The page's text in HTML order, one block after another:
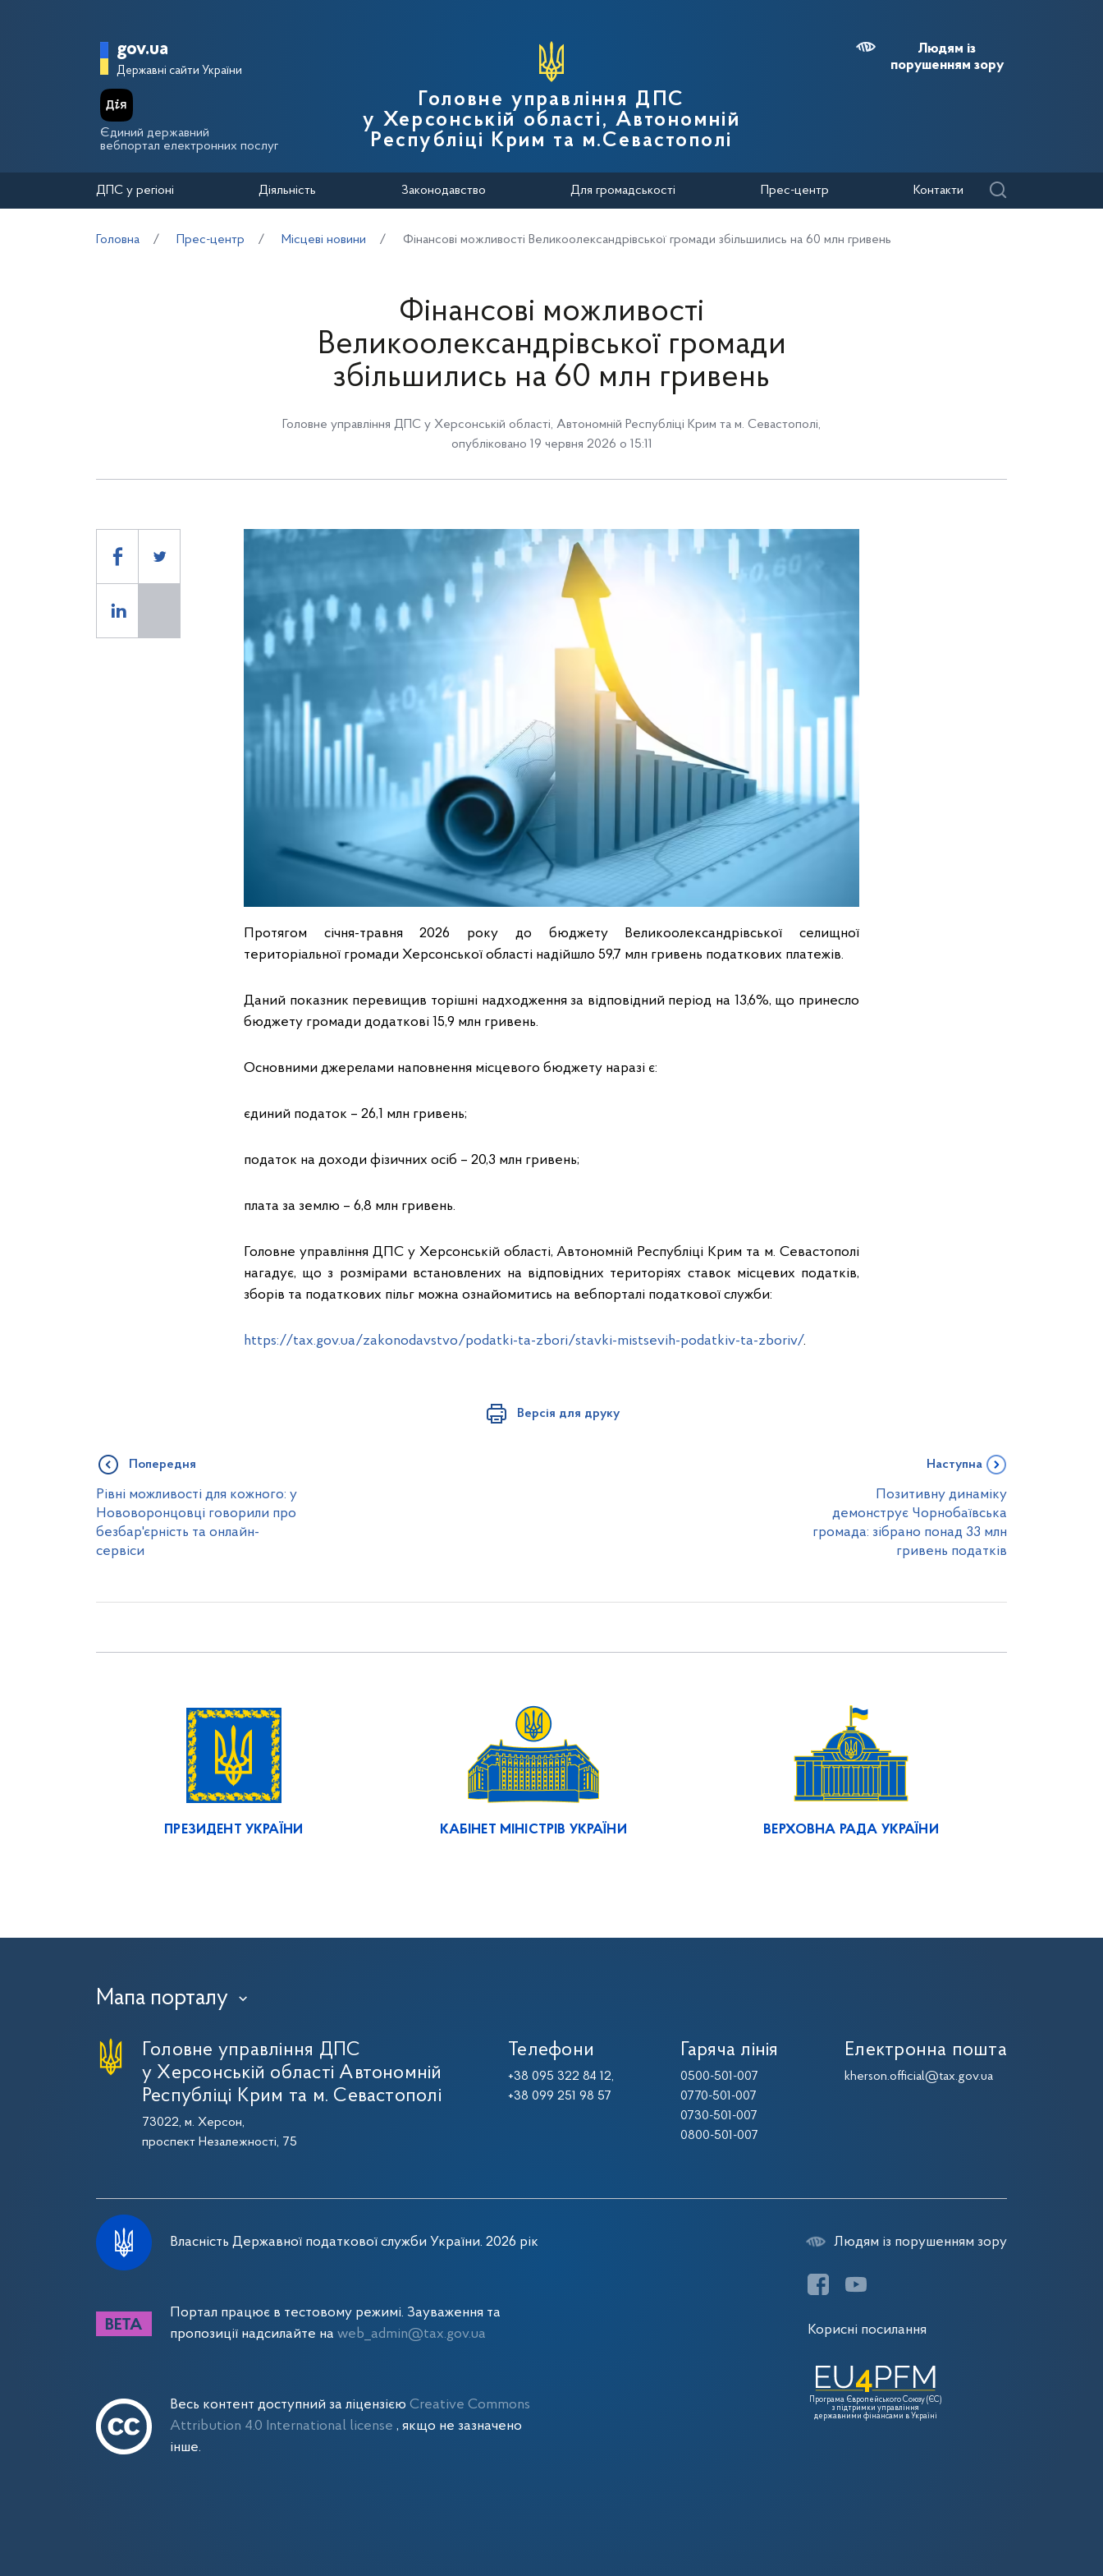
Головна сторінка Державної податкової служби України
gov.ua
Державні сайти України
Єдиний державний
вебпортал електронних послуг
Головне управління ДПС
у Херсонській області, Автономній
Республіці Крим та м.Севастополі
Людям із
порушенням зору
ДПС у регіоні Діяльність Законодавство Для громадськості Прес-центр Контакти
Головна Прес-центр Місцеві новини Фінансові можливості Великоолександрівської громади збільшились на 60 млн гривень
Фінансові можливості
Великоолександрівської громади
збільшились на 60 млн гривень
Головне управління ДПС у Херсонській області, Автономній Республіці Крим та м. Севастополі,
опубліковано 19 червня 2026 о 15:11
Протягом січня-травня 2026 року до бюджету Великоолександрівської селищної
територіальної громади Херсонської області надійшло 59,7 млн гривень податкових платежів.
Даний показник перевищив торішні надходження за відповідний період на 13,6%, що принесло
бюджету громади додаткові 15,9 млн гривень.
Основними джерелами наповнення місцевого бюджету наразі є:
єдиний податок – 26,1 млн гривень;
податок на доходи фізичних осіб – 20,3 млн гривень;
плата за землю – 6,8 млн гривень.
Головне управління ДПС у Херсонській області, Автономній Республіці Крим та м. Севастополі
нагадує, що з розмірами встановлених на відповідних територіях ставок місцевих податків,
зборів та податкових пільг можна ознайомитись на вебпорталі податкової служби:
https://tax.gov.ua/zakonodavstvo/podatki-ta-zbori/stavki-mistsevih-podatkiv-ta-zboriv/.
Версія для друку
Попередня
Рівні можливості для кожного: у
Нововоронцовці говорили про
безбар'єрність та онлайн-
сервіси
Наступна
Позитивну динаміку
демонструє Чорнобаївська
громада: зібрано понад 33 млн
гривень податків
ПРЕЗИДЕНТ УКРАЇНИ КАБІНЕТ МІНІСТРІВ УКРАЇНИ ВЕРХОВНА РАДА УКРАЇНИ
Мапа порталу ›
Головне управління ДПС
у Херсонській області Автономній
Республіці Крим та м. Севастополі
73022, м. Херсон,
проспект Незалежності, 75
Телефони
+38 095 322 84 12,
+38 099 251 98 57
Гаряча лінія
0500-501-007
0770-501-007
0730-501-007
0800-501-007
Електронна пошта
kherson.official@tax.gov.ua
Власність Державної податкової служби України. 2026 рік
Портал працює в тестовому режимі. Зауваження та
пропозиції надсилайте на web_admin@tax.gov.ua
Весь контент доступний за ліцензією Creative Commons
Attribution 4.0 International license , якщо не зазначено
інше.
Людям із порушенням зору
Корисні посилання
Програма Європейського Союзу (ЄС)
з підтримки управління
державними фінансами в Україні